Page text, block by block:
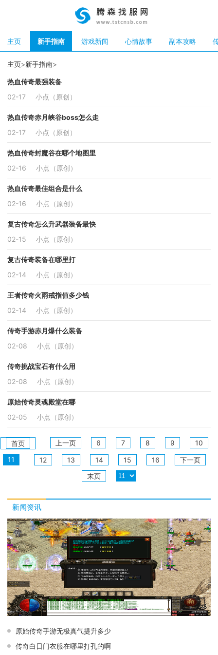
主页 新手指南 游戏新闻 心情故事 副本攻略
主页>新手指南>
热血传奇最强装备
02-17
小点（原创）
热血传奇赤月峡谷boss怎么走
02-17
小点（原创）
热血传奇封魔谷在哪个地图里
02-16
小点（原创）
热血传奇最佳组合是什么
02-16
小点（原创）
复古传奇怎么升武器装备最快
02-15
小点（原创）
复古传奇装备在哪里打
02-14
小点（原创）
王者传奇火雨戒指值多少钱
02-14
小点（原创）
传奇手游赤月爆什么装备
02-08
小点（原创）
传奇挑战宝石有什么用
02-08
小点（原创）
原始传奇灵魂殿堂在哪
02-05
小点（原创）
首页 上一页 6 7 8 9
10
11
12 13 14 15 16
下一页
末页
新闻资讯
原始传奇手游无极真气提升多少
传奇白日门衣服在哪里打孔的啊